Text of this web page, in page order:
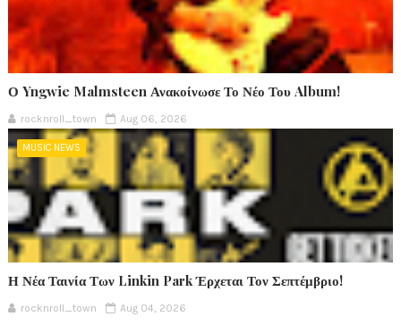
Ο Yngwie Malmsteen Ανακοίνωσε Το Νέο Του Album!
rocknroll_town Aug 06, 2026
MUSIC NEWS
Η Νέα Ταινία Των Linkin Park Έρχεται Τον Σεπτέμβριο!
rocknroll_town Aug 04, 2026